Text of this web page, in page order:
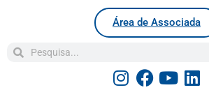
Área de Associada